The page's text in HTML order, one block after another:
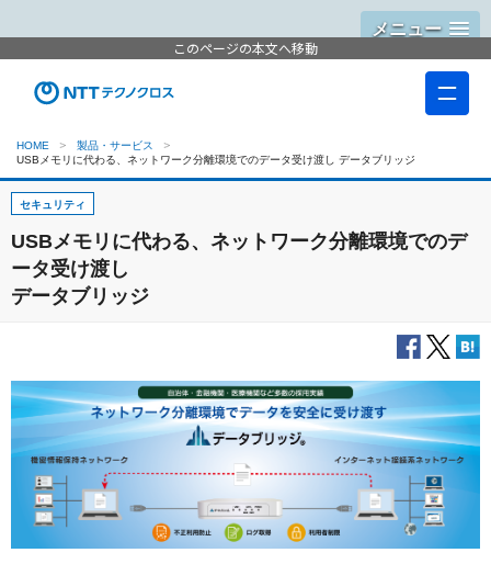
メニュー
このページの本文へ移動
HOME
製品・サービス
USBメモリに代わる、ネットワーク分離環境でのデータ受け渡し データブリッジ
セキュリティ
USBメモリに代わる、ネットワーク分離環境でのデ
ータ受け渡し
データブリッジ